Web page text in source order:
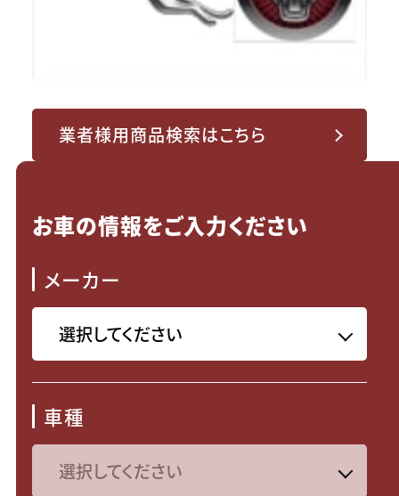
業者様用商品検索はこちら
お車の情報をご入力ください
メーカー
車種